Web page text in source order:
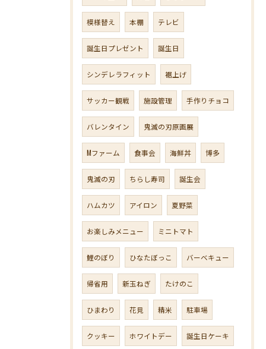
模様替え 本棚 テレビ
誕生日プレゼント 誕生日
シンデレラフィット 裾上げ
サッカー観戦 施設管理 手作りチョコ
バレンタイン 鬼滅の刃原画展
Mファーム 食事会 海鮮丼 博多
鬼滅の刃 ちらし寿司 誕生会
ハムカツ アイロン 夏野菜
お楽しみメニュー ミニトマト
鯉のぼり ひなたぼっこ バーベキュー
帰省用 新玉ねぎ たけのこ
ひまわり 花見 精米 駐車場
クッキー ホワイトデー 誕生日ケーキ